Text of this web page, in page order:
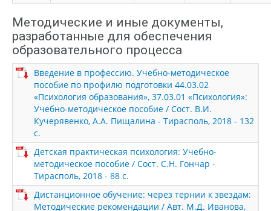
Методические и иные документы,
разработанные для обеспечения
образовательного процесса
Введение в профессию. Учебно-методическое
пособие по профилю подготовки 44.03.02
«Психология образования», 37.03.01 «Психология»:
Учебно-методическое пособие / Сост. В.И.
Кучерявенко, А.А. Пищалина - Тирасполь, 2018 - 132
с.
Детская практическая психология: Учебно-
методическое пособие / Сост. С.Н. Гончар -
Тирасполь, 2018 - 88 с.
Дистанционное обучение: через тернии к звездам:
Методические рекомендации / Авт. М.Д. Иванова,